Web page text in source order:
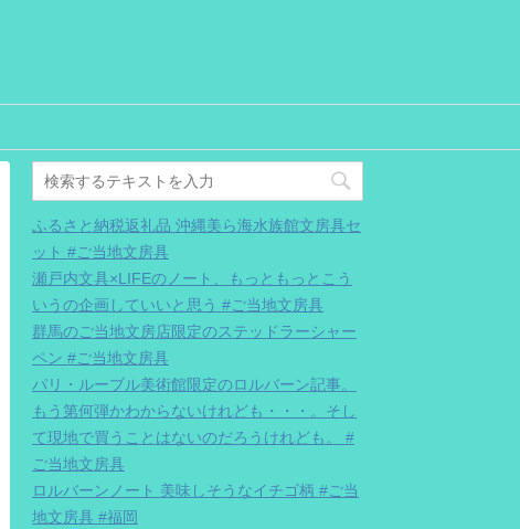
ふるさと納税返礼品 沖縄美ら海水族館文房具セ
ット #ご当地文房具
瀬戸内文具×LIFEのノート、もっともっとこう
いうの企画していいと思う #ご当地文房具
群馬のご当地文房店限定のステッドラーシャー
ペン #ご当地文房具
パリ・ルーブル美術館限定のロルバーン記事。
もう第何弾かわからないけれども・・・。そし
て現地で買うことはないのだろうけれども。 #
ご当地文房具
ロルバーンノート 美味しそうなイチゴ柄 #ご当
地文房具 #福岡